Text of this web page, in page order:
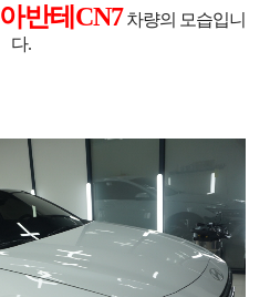
아반테CN7 차량의 모습입니
다.